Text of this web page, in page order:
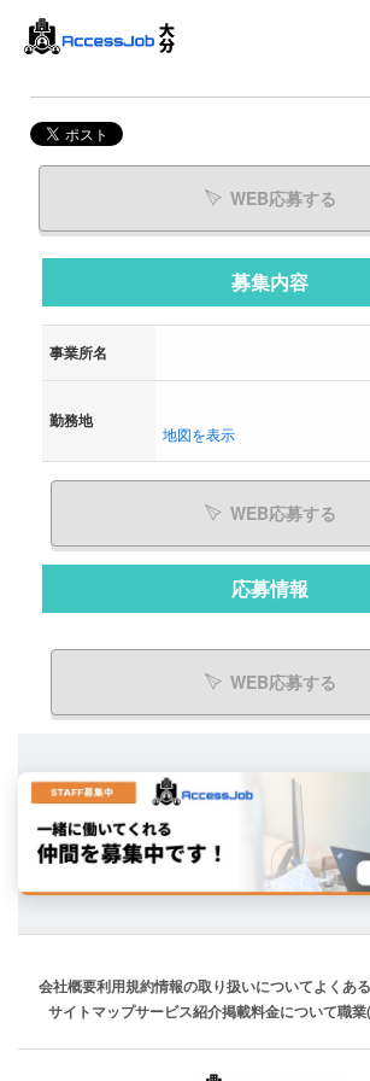
WEB応募する
募集内容
事業所名
勤務地
地図を表示
WEB応募する
応募情報
WEB応募する
会社概要利用規約情報の取り扱いについてよくあ
サイトマップサービス紹介掲載料金について職